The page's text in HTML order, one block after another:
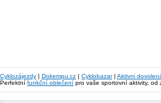
Cyklozájezdy | Dokempu.cz | Cyklobazar| Aktivni
Perfektní funkční oblečení pro vaše sportovní aktivity, od